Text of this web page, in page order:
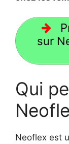
sur
Qui
Neoflex est